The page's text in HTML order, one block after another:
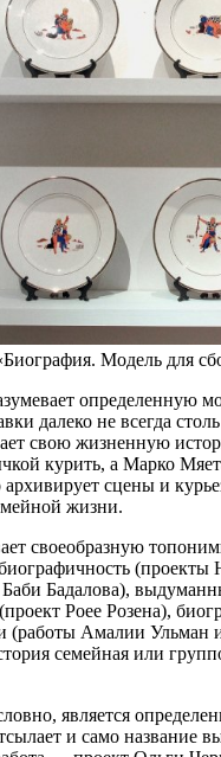
Модель для
определенную
далеко не всегда
свою жизненную
курить, а Марко
архивирует сцены и
жизни.
своеобразную
(проекты
Бадалова),
Роее Розена),
(работы Амалии Ульман
семейная или
является
и само название